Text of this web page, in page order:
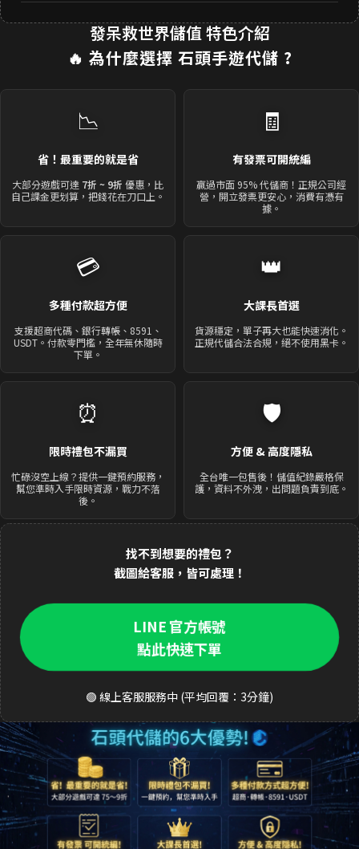
發呆救世界儲值 特色介紹
🔥 為什麼選擇 石頭手遊代儲 ?
📉
省！最重要的就是省
大部分遊戲可達 7折 ~ 9折 優惠，比
自己課金更划算，把錢花在刀口上。
🧾
有發票可開統編
贏過市面 95% 代儲商！正規公司經
營，開立發票更安心，消費有憑有
據。
💳
多種付款超方便
支援超商代碼、銀行轉帳、8591、
USDT。付款零門檻，全年無休隨時
下單。
👑
大課長首選
貨源穩定，單子再大也能快速消化。
正規代儲合法合規，絕不使用黑卡。
⏰
限時禮包不漏買
忙碌沒空上線？提供一鍵預約服務，
幫您準時入手限時資源，戰力不落
後。
🛡️
方便 & 高度隱私
全台唯一包售後！儲值紀錄嚴格保
護，資料不外洩，出問題負責到底。
找不到想要的禮包？
截圖給客服，皆可處理！
LINE 官方帳號
點此快速下單
🟢 線上客服服務中 (平均回覆：3分鐘)